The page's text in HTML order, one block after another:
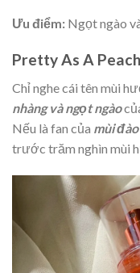
Ưu điểm: Ngọt ngào
Pretty As A Peach
Chỉ nghe cái tên mùi
nhàng và ngọt ngào
Nếu là fan của mùi đào
trước trăm nghìn mùi